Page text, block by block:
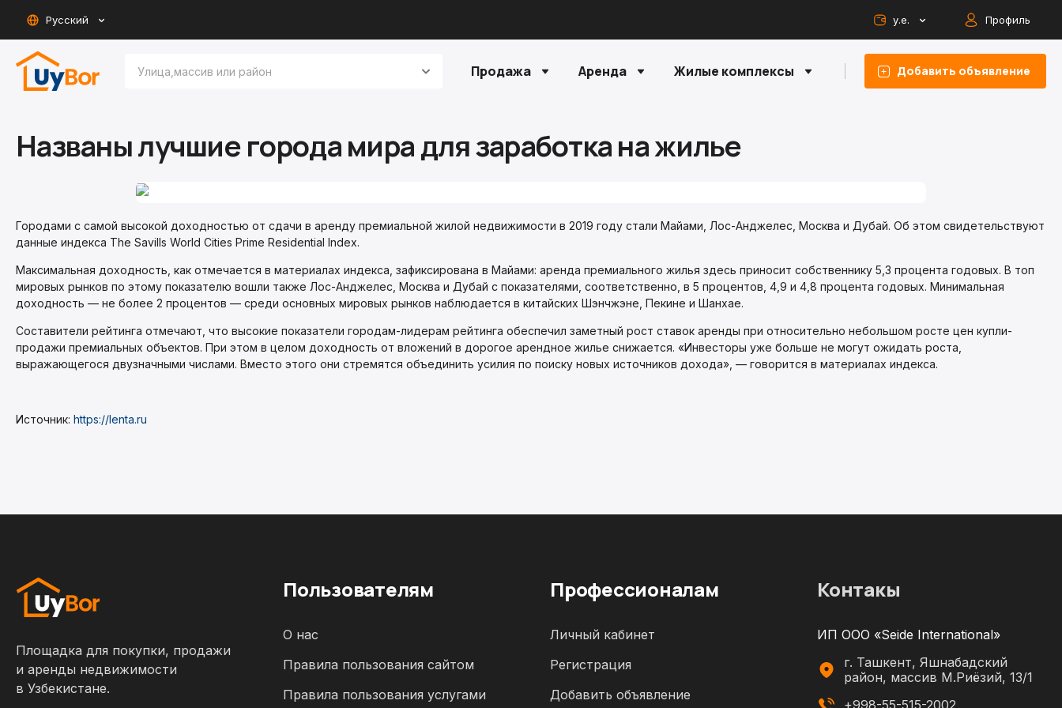
Русский у.е. Профиль
Продажа Аренда Жилые комплексы Добавить объявление
Названы лучшие города мира для заработка на жилье
Городами с самой высокой доходностью от сдачи в аренду премиальной жилой недвижимости в 2019 году стали Майами, Лос-Анджелес, Москва и Дубай. Об этом свидетельствуют
данные индекса The Savills World Cities Prime Residential Index.
Максимальная доходность, как отмечается в материалах индекса, зафиксирована в Майами: аренда премиального жилья здесь приносит собственнику 5,3 процента годовых. В топ
мировых рынков по этому показателю вошли также Лос-Анджелес, Москва и Дубай с показателями, соответственно, в 5 процентов, 4,9 и 4,8 процента годовых. Минимальная
доходность — не более 2 процентов — среди основных мировых рынков наблюдается в китайских Шэнчжэне, Пекине и Шанхае.
Составители рейтинга отмечают, что высокие показатели городам-лидерам рейтинга обеспечил заметный рост ставок аренды при относительно небольшом росте цен купли-
продажи премиальных объектов. При этом в целом доходность от вложений в дорогое арендное жилье снижается. «Инвесторы уже больше не могут ожидать роста,
выражающегося двузначными числами. Вместо этого они стремятся объединить усилия по поиску новых источников дохода», — говорится в материалах индекса.
Источник: https://lenta.ru
Площадка для покупки, продажи
и аренды недвижимости
в Узбекистане.
Пользователям
О нас
Правила пользования сайтом
Правила пользования услугами
Профессионалам
Личный кабинет
Регистрация
Добавить объявление
Контакы
ИП ООО «Seide International»
г. Ташкент, Яшнабадский
район, массив М.Риёзий, 13/1